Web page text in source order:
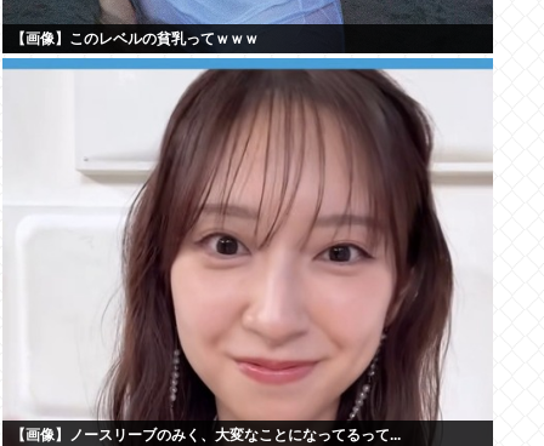
【画像】このレベルの貧乳ってｗｗｗ
【画像】ノースリーブのみく、大変なことになってるって...